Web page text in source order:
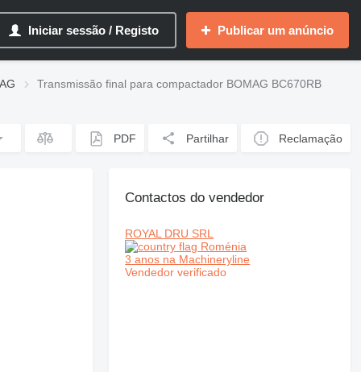
Iniciar sessão / Registo Publicar um anúncio
Transmissão final para compactador BOMAG BC670RB
PDF Partilhar Reclamação
Contactos do vendedor
ROYAL DRU SRL
Roménia
3 anos na Machineryline
Vendedor verificado